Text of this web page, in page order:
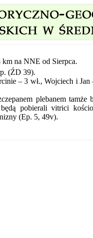
na NNE od Sierpca.
(ŹD 39).
– 3 wł., Wojciech i Jan
plebanem tamże
pobierali vitrici
(Ep. 5, 49v).